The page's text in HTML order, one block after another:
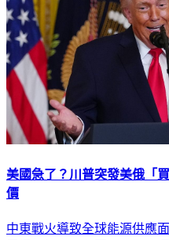
美國急了？川普突發美俄「
價
中東戰火導致全球能源供應